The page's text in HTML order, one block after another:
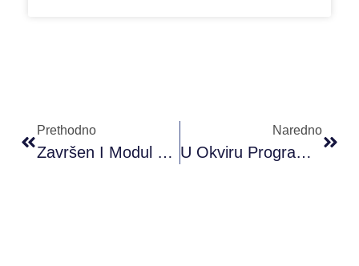
Prethodno
Završen I Modul PRONI Akademije Omladinskog Rada B Nivo
Naredno
U Okviru Programa “Kulturno Bogatstvo Mostara” Posjećene Su Mostarske Biblioteke